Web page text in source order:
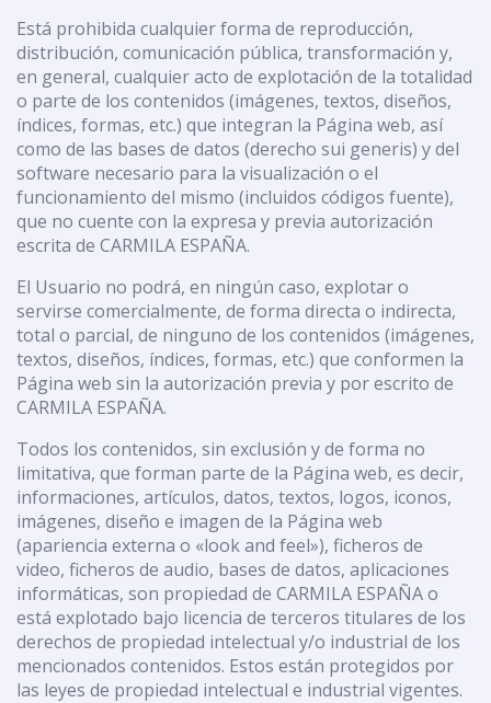
Está prohibida cualquier forma de reproducción,
distribución, comunicación pública, transformación y,
en general, cualquier acto de explotación de la totalidad
o parte de los contenidos (imágenes, textos, diseños,
índices, formas, etc.) que integran la Página web, así
como de las bases de datos (derecho sui generis) y del
software necesario para la visualización o el
funcionamiento del mismo (incluidos códigos fuente),
que no cuente con la expresa y previa autorización
escrita de CARMILA ESPAÑA.
El Usuario no podrá, en ningún caso, explotar o
servirse comercialmente, de forma directa o indirecta,
total o parcial, de ninguno de los contenidos (imágenes,
textos, diseños, índices, formas, etc.) que conformen la
Página web sin la autorización previa y por escrito de
CARMILA ESPAÑA.
Todos los contenidos, sin exclusión y de forma no
limitativa, que forman parte de la Página web, es decir,
informaciones, artículos, datos, textos, logos, iconos,
imágenes, diseño e imagen de la Página web
(apariencia externa o «look and feel»), ficheros de
video, ficheros de audio, bases de datos, aplicaciones
informáticas, son propiedad de CARMILA ESPAÑA o
está explotado bajo licencia de terceros titulares de los
derechos de propiedad intelectual y/o industrial de los
mencionados contenidos. Estos están protegidos por
las leyes de propiedad intelectual e industrial vigentes.